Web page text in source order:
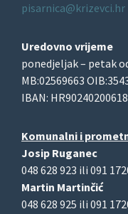
pisarnica@krizevci.hr
Uredovno vrijeme
ponedjeljak – petak
MB:02569663
IBAN:
Komunalni i
Josip Ruganec
048 628 923 ili 091
Martin Martinčić
048 628 925 ili 091